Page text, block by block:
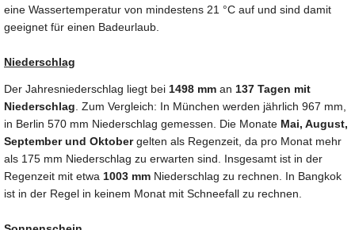
eine Wassertemperatur von mindestens 21 °C auf und sind damit
geeignet für einen Badeurlaub.
Niederschlag
Der Jahresniederschlag liegt bei 1498 mm an 137 Tagen mit
Niederschlag . Zum Vergleich: In München werden jährlich 967 mm,
in Berlin 570 mm Niederschlag gemessen. Die Monate Mai, August,
September und Oktobergelten als Regenzeit, da pro Monat mehr
als 175 mm Niederschlag zu erwarten sind. Insgesamt ist in der
Regenzeit mit etwa 1003 mm Niederschlag zu rechnen. In Bangkok
ist in der Regel in keinem Monat mit Schneefall zu rechnen.